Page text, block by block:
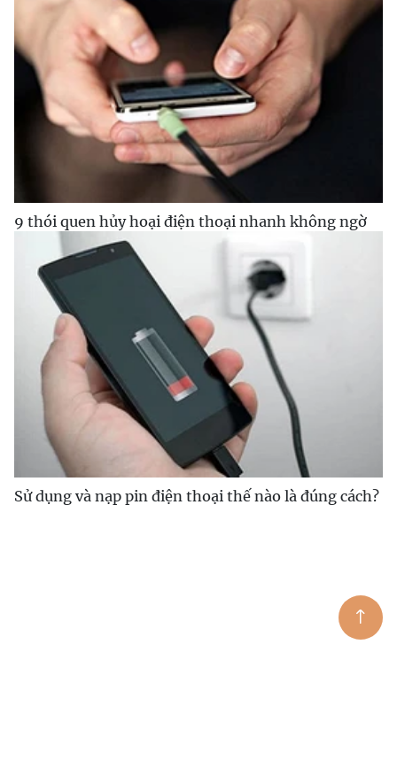
9 thói quen hủy hoại điện thoại nhanh không ngờ
Sử dụng và nạp pin điện thoại thế nào là đúng cách?